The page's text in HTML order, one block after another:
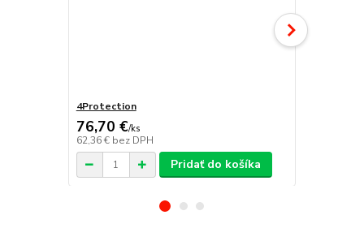
4Protection
76,70 €/ks
62,36 € bez DPH
Pridať do košíka